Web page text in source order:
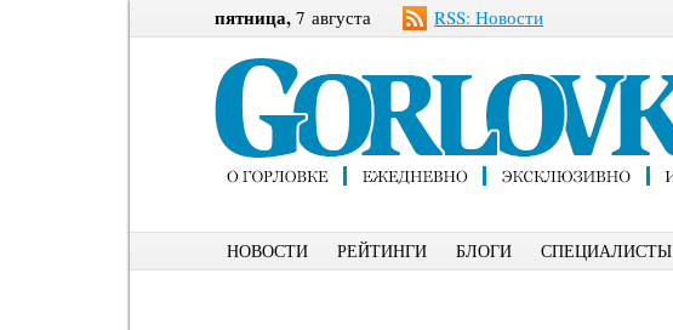
пятница, 7 августа RSS: Новости
НОВОСТИ РЕЙТИНГИ БЛОГИ СПЕЦИАЛИСТЫ